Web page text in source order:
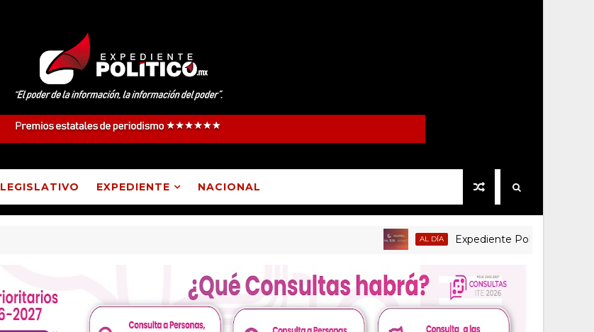
LEGISLATIVO EXPEDIENTE NACIONAL
AL DÍA Expediente Político.Mx no 1126